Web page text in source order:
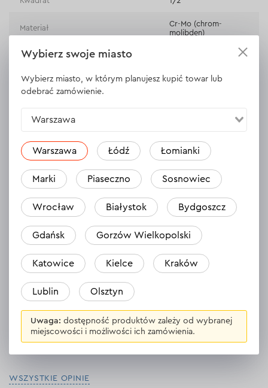
Materiał
Cr-Mo (chrom-
molibden)
Pokrycie
Typ perkusja
WYŚWIETL DANE TECHNICZNE
Zostaw opinię
Opinie 1
Vyacheslav
Doskonała obsługa! Profesjonalni specjaliści! Otrzymałem
głowę, świetna jakość! Polecam miasto Dnipro!
Odpowiedź 1 odpowiedź
WSZYSTKIE OPINIE
Wybierz swoje miasto
Wybierz miasto, w którym planujesz kupić towar lub
odebrać zamówienie.
Warszawa
Warszawa Łódź Łomianki
Marki Piaseczno Sosnowiec
Wrocław Białystok Bydgoszcz
Gdańsk Gorzów Wielkopolski
Katowice Kielce Kraków
Lublin Olsztyn
Uwaga: dostępność produktów zależy od wybranej
miejscowości i możliwości ich zamówienia.